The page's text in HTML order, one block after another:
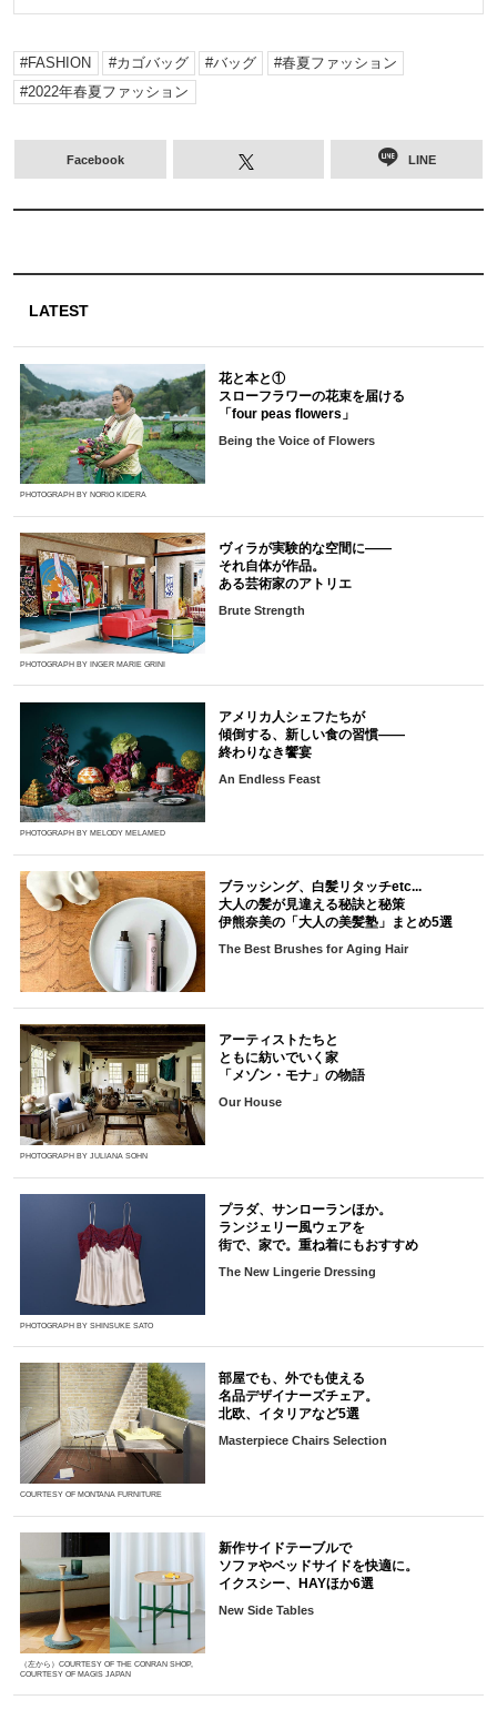
FASHION カゴバッグ バッグ
春夏ファッション
2022年春夏ファッション
Facebook LINE
LATEST
PHOTOGRAPH BY NORIO KIDERA
花と本と①
スローフラワーの花束を届ける
「four peas flowers」
Being the Voice of Flowers
PHOTOGRAPH BY INGER MARIE GRINI
ヴィラが実験的な空間に――
それ自体が作品。
ある芸術家のアトリエ
Brute Strength
PHOTOGRAPH BY MELODY MELAMED
アメリカ人シェフたちが
傾倒する、新しい食の習慣――
終わりなき饗宴
An Endless Feast
ブラッシング、白髪リタッチetc...
大人の髪が見違える秘訣と秘策
伊熊奈美の「大人の美髪塾」まとめ5選
The Best Brushes for Aging Hair
PHOTOGRAPH BY JULIANA SOHN
アーティストたちと
ともに紡いでいく家
「メゾン・モナ」の物語
Our House
PHOTOGRAPH BY SHINSUKE SATO
プラダ、サンローランほか。
ランジェリー風ウェアを
街で、家で。重ね着にもおすすめ
The New Lingerie Dressing
COURTESY OF MONTANA FURNITURE
部屋でも、外でも使える
名品デザイナーズチェア。
北欧、イタリアなど5選
Masterpiece Chairs Selection
（左から）COURTESY OF THE CONRAN SHOP,
COURTESY OF MAGIS JAPAN
新作サイドテーブルで
ソファやベッドサイドを快適に。
イクスシー、HAYほか6選
New Side Tables